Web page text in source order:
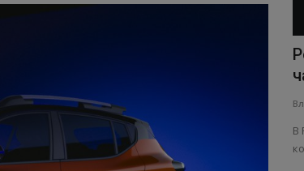
Владимир К. Июл 25, 2026
Советские автомобили Запорожского автозавода
по имени «Запорожец» на протяжении...
В